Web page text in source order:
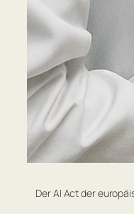
Der AI Act der